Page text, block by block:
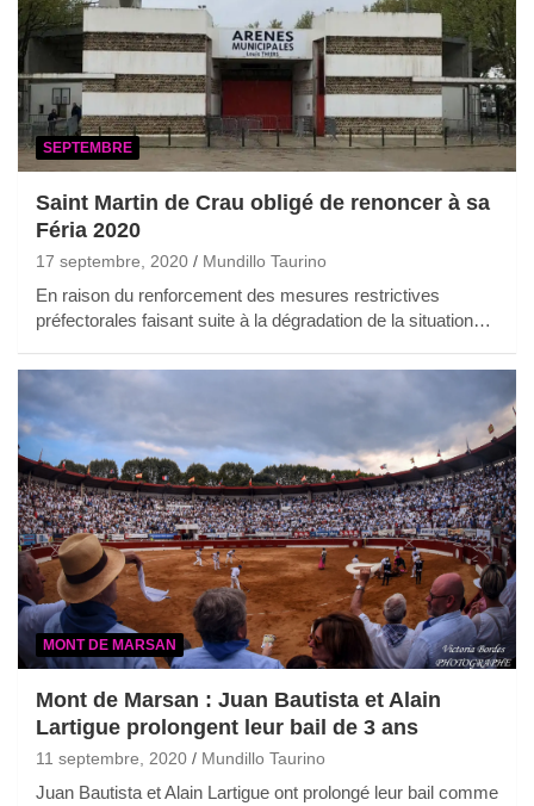
SEPTEMBRE
Saint Martin de Crau obligé de renoncer à sa
Féria 2020
17 septembre, 2020 Mundillo Taurino
En raison du renforcement des mesures restrictives
préfectorales faisant suite à la dégradation de la situation…
MONT DE MARSAN
Mont de Marsan : Juan Bautista et Alain
Lartigue prolongent leur bail de 3 ans
11 septembre, 2020 Mundillo Taurino
Juan Bautista et Alain Lartigue ont prolongé leur bail comme